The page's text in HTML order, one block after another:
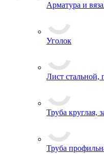
Арматура и
Уголок
Лист стальной,
Труба круглая,
Труба